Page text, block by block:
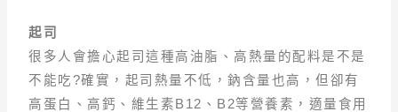
起司
很多人會擔心起司這種高油脂、高熱量的配料是不是
不能吃?確實，起司熱量不低，鈉含量也高，但卻有
高蛋白、高鈣、維生素B12、B2等營養素，適量食用